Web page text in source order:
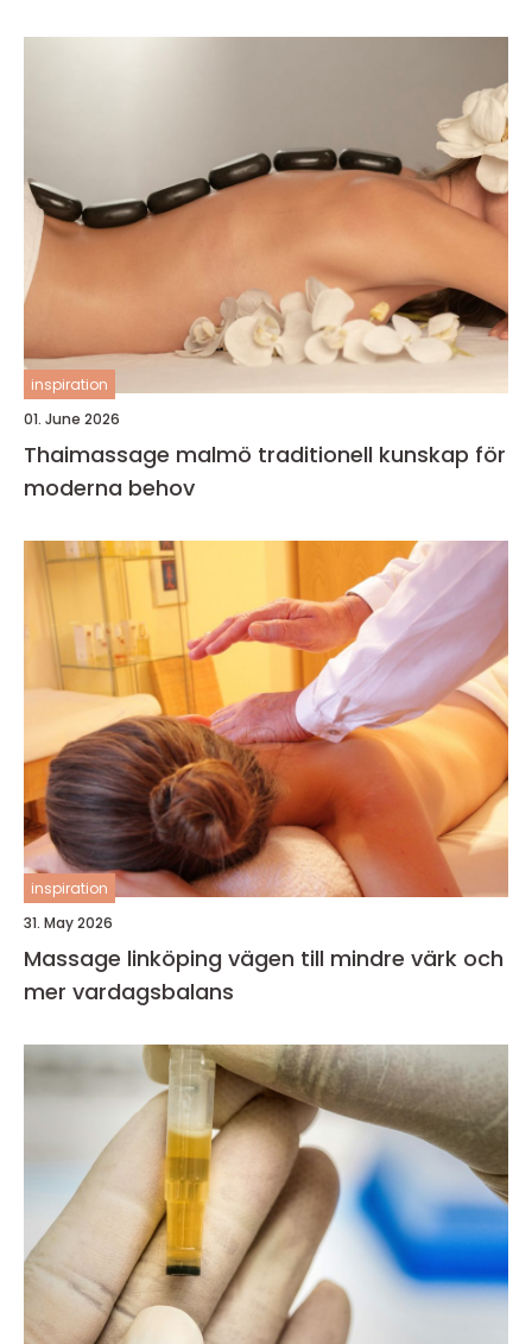
inspiration
01. June 2026
Thaimassage malmö traditionell kunskap för
moderna behov
inspiration
31. May 2026
Massage linköping vägen till mindre värk och
mer vardagsbalans